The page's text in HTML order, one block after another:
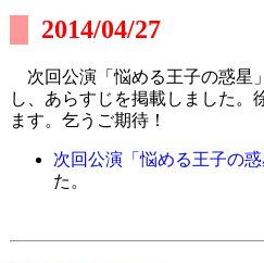
2014/04/27
次回公演「悩める王子の惑星
し、あらすじを掲載しました。
ます。乞うご期待！
次回公演「悩める王子の
た。